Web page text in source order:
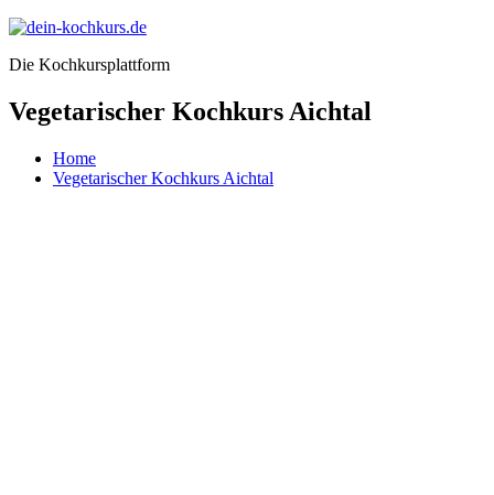
Die Kochkursplattform
Vegetarischer Kochkurs Aichtal
Home
Vegetarischer Kochkurs Aichtal